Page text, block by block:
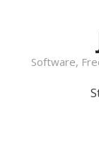
Software,